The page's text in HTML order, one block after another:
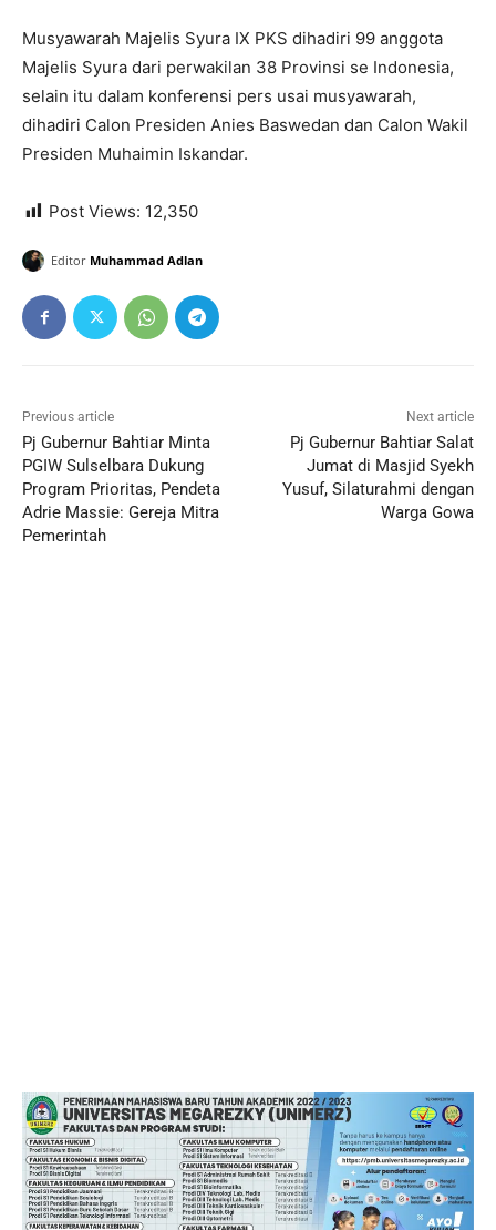
Musyawarah Majelis Syura IX PKS dihadiri 99 anggota
Majelis Syura dari perwakilan 38 Provinsi se Indonesia,
selain itu dalam konferensi pers usai musyawarah,
dihadiri Calon Presiden Anies Baswedan dan Calon Wakil
Presiden Muhaimin Iskandar.
Post Views: 12,350
Editor Muhammad Adlan
Previous article
Pj Gubernur Bahtiar Minta
PGIW Sulselbara Dukung
Program Prioritas, Pendeta
Adrie Massie: Gereja Mitra
Pemerintah
Next article
Pj Gubernur Bahtiar Salat
Jumat di Masjid Syekh
Yusuf, Silaturahmi dengan
Warga Gowa